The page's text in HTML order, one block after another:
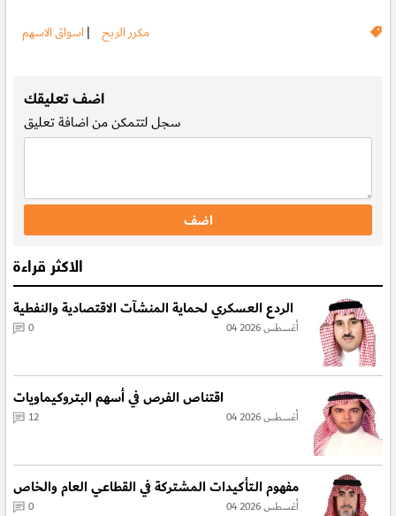
مكرر الربح | اسواق الاسهم
اضف تعليقك
سجللتتمكن من اضافة تعليق
الاكثر قراءة
الردع العسكري لحماية المنشآت الاقتصادية والنفطية
04 أغسطس 2026 0
اقتناص الفرص في أسهم البتروكيماويات
04 أغسطس 2026 12
مفهوم الـتأكيدات المشتركة في القطاعي العام والخاص
04 أغسطس 2026 0